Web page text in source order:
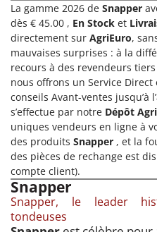
La gamme 2026 de Snapper
dès € 45.00 , En Stock et
directement sur AgriEuro,
mauvaises surprises : à la
recours à des revendeurs
nous offrons un Service
conseils Avant-ventes jusqu’à
s’effectue par notre Dépôt
uniques vendeurs en ligne à
des produits Snapper , et la
des pièces de rechange est
compte client).
Snapper
Snapper, le leader
tondeuses